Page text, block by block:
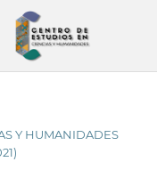
Y HUMANIDADES